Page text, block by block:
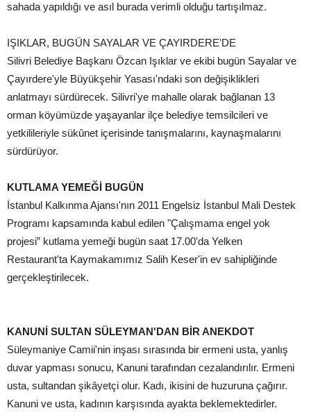
sahada yapıldığı ve asıl burada verimli olduğu tartışılmaz.
IŞIKLAR, BUGÜN SAYALAR VE ÇAYIRDERE'DE
Silivri Belediye Başkanı Özcan Işıklar ve ekibi bugün Sayalar ve
Çayırdere'yle Büyükşehir Yasası'ndaki son değişiklikleri
anlatmayı sürdürecek. Silivri'ye mahalle olarak bağlanan 13
orman köyümüzde yaşayanlar ilçe belediye temsilcileri ve
yetkilileriyle sükûnet içerisinde tanışmalarını, kaynaşmalarını
sürdürüyor.
KUTLAMA YEMEĞİ BUGÜN
İstanbul Kalkınma Ajansı'nın 2011 Engelsiz İstanbul Mali Destek
Programı kapsamında kabul edilen "Çalışmama engel yok
projesi” kutlama yemeği bugün saat 17.00'da Yelken
Restaurant'ta Kaymakamımız Salih Keser'in ev sahipliğinde
gerçekleştirilecek.
KANUNİ SULTAN SÜLEYMAN'DAN BİR ANEKDOT
Süleymaniye Camii'nin inşası sırasında bir ermeni usta, yanlış
duvar yapması sonucu, Kanuni tarafından cezalandırılır. Ermeni
usta, sultandan şikâyetçi olur. Kadı, ikisini de huzuruna çağırır.
Kanuni ve usta, kadının karşısında ayakta beklemektedirler.